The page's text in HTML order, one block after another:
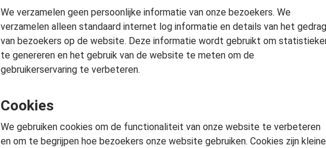
We verzamelen geen persoonlijke informatie van onze bezoekers. We
verzamelen alleen standaard internet log informatie en details van het gedrag
van bezoekers op de website. Deze informatie wordt gebruikt om
te genereren en het gebruik van de website te meten om de
gebruikerservaring te verbeteren.
Cookies
We gebruiken cookies om de functionaliteit van onze website te verbeteren
en om te begrijpen hoe bezoekers onze website gebruiken. Cookies zijn kleine